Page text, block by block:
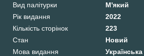
Вид палітурки
М'який
Рік видання
2022
Кількість сторінок
223
Стан
Новий
Мова видання
Українська